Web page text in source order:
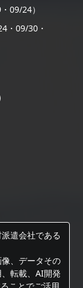
09/24）
・09/30・
遣会社である
、データその
転載、AI開発